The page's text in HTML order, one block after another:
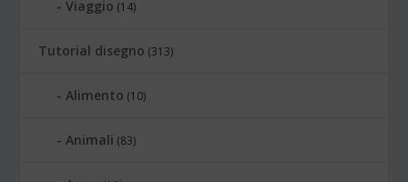
Viaggio (14)
Tutorial disegno (313)
Alimento (10)
Animali (83)